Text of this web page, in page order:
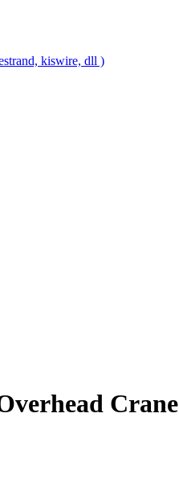
kiswire, dll )
Crane